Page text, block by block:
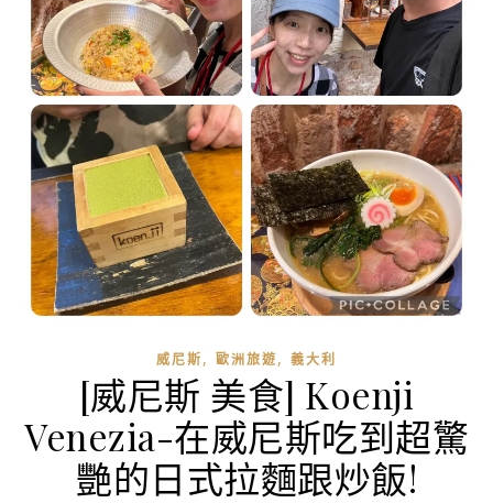
威尼斯, 歐洲旅遊, 義大利
[威尼斯 美食] Koenji
Venezia-在威尼斯吃到超驚
艷的日式拉麵跟炒飯!